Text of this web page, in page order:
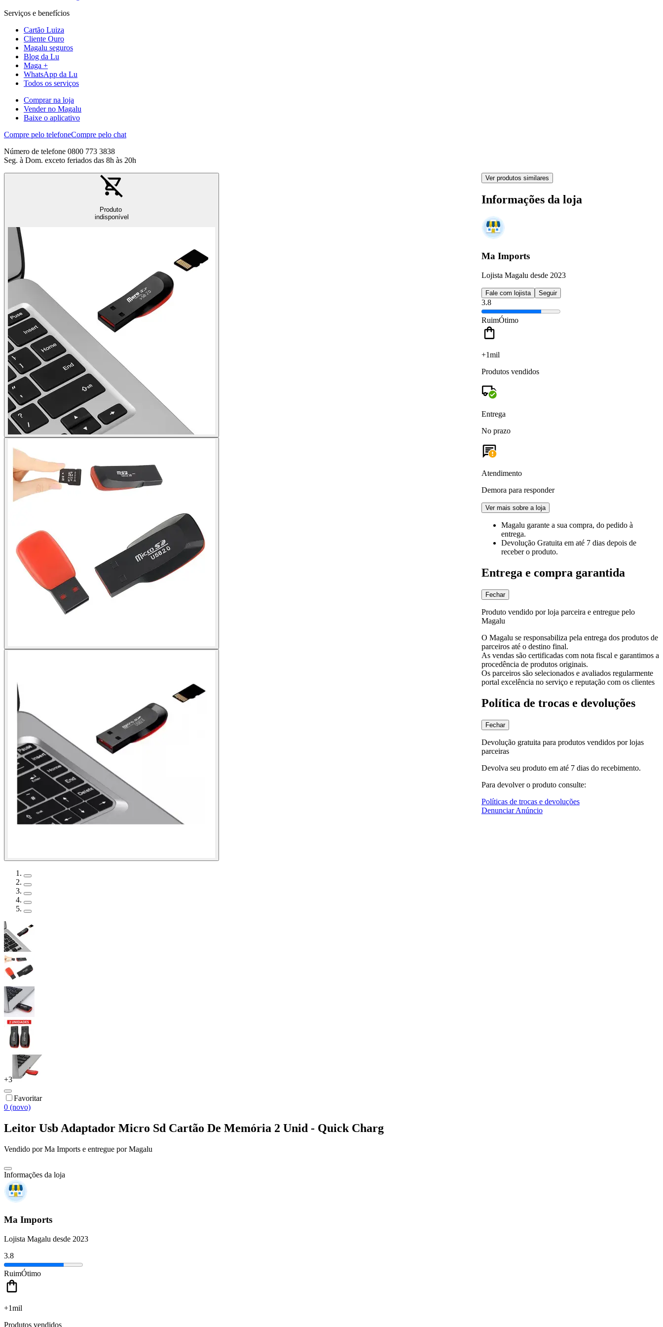
Serviços e benefícios
Cartão Luiza
Cliente Ouro
Magalu seguros
Blog da Lu
Maga +
WhatsApp da Lu
Todos os serviços
Comprar na loja
Vender no Magalu
Baixe o aplicativo
Compre pelo telefoneCompre pelo chat
Número de telefone 0800 773 3838
Seg. à Dom. exceto feriados das 8h às 20h
Produto
indisponível
+3
Favoritar
0 (novo)
Leitor Usb Adaptador Micro Sd Cartão De Memória 2 Unid - Quick Charg
Vendido porMa Imports e entregue por Magalu
Informações da loja
Ma Imports
Lojista Magalu desde 2023
3.8
RuimÓtimo
+1mil
Produtos vendidos
Ver produtos similares
Informações da loja
Ma Imports
Lojista Magalu desde 2023
Fale com lojista Seguir
3.8
RuimÓtimo
+1mil
Produtos vendidos
Entrega
No prazo
Atendimento
Demora para responder
Ver mais sobre a loja
Magalu garante a sua compra, do pedido à
entrega.
Devolução Gratuita em até 7 dias depois de
receber o produto.
Entrega e compra garantida
Fechar
Produto vendido por loja parceira e entregue pelo
Magalu
O Magalu se responsabiliza pela entrega dos produtos de
parceiros até o destino final.
As vendas são certificadas com nota fiscal e garantimos a
procedência de produtos originais.
Os parceiros são selecionados e avaliados regularmente
portal excelência no serviço e reputação com os clientes
Política de trocas e devoluções
Fechar
Devolução gratuita para produtos vendidos por lojas
parceiras
Devolva seu produto em até 7 dias do recebimento.
Para devolver o produto consulte:
Políticas de trocas e devoluções
Denunciar Anúncio